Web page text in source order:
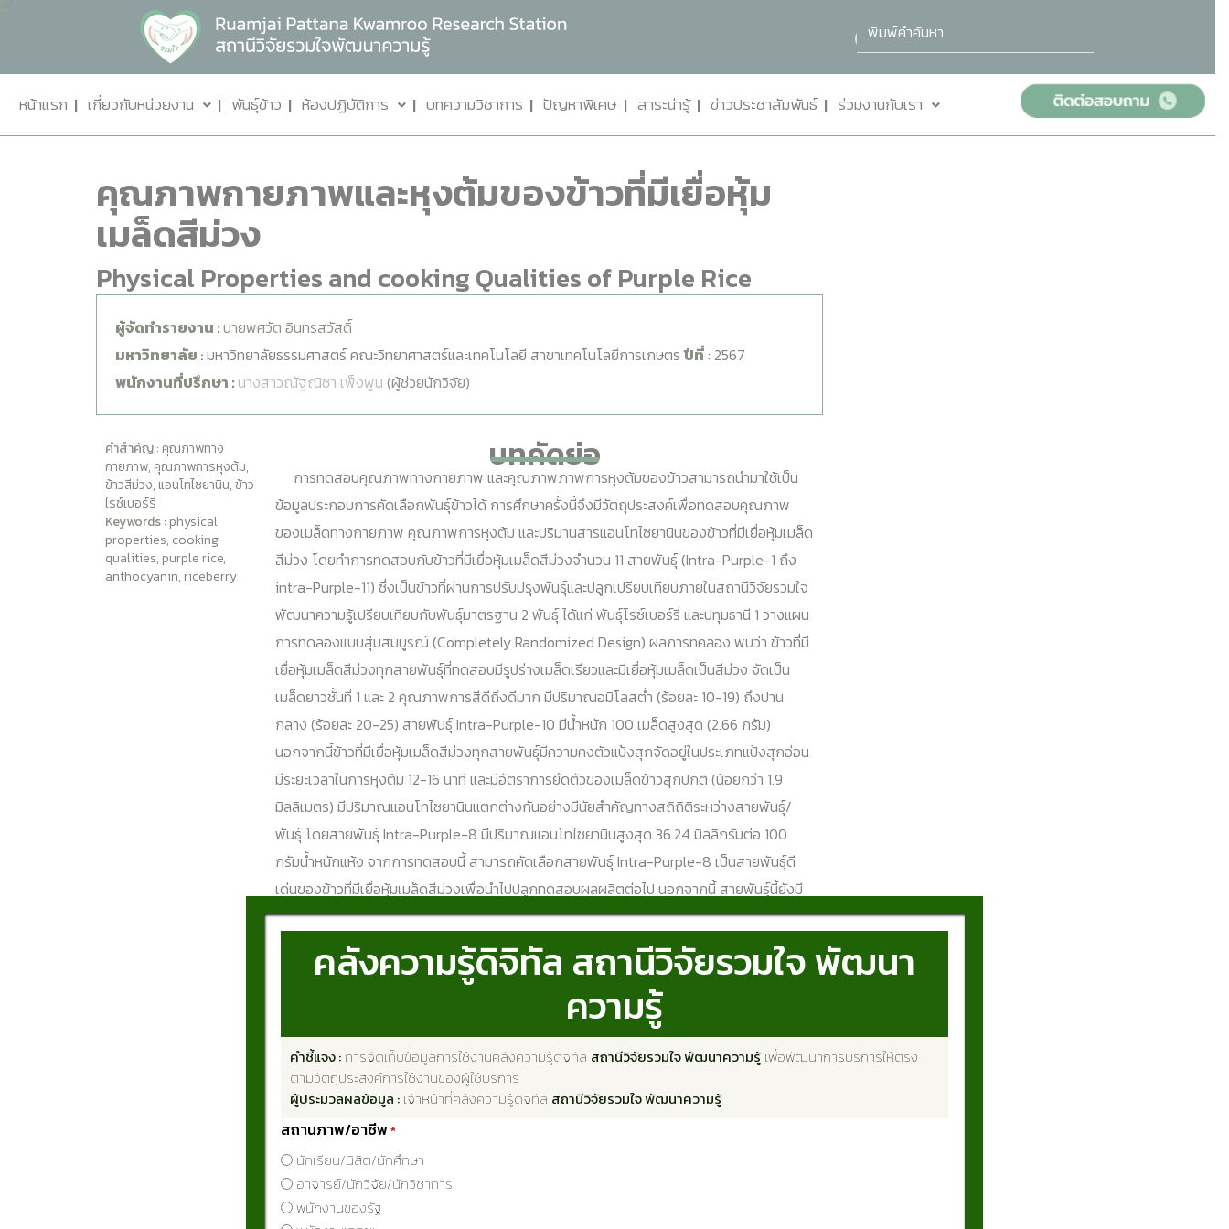
หน้าแรก เกี่ยวกับหน่วยงาน พันธุ์ข้าว ห้องปฏิบัติการ บทความวิชาการ ปัญหาพิเศษ สาระน่ารู้ ข่าวประชาสัมพันธ์ ร่วมงานกับเรา
คุณภาพกายภาพและหุงต้มของข้าวที่มีเยื่อหุ้ม
เมล็ดสีม่วง
Physical Properties and cooking Qualities of Purple Rice
ผู้จัดทำรายงาน :นายพศวัต อินทรสวัสดิ์
มหาวิทยาลัย :มหาวิทยาลัยธรรมศาสตร์ คณะวิทยาศาสตร์และเทคโนโลยี สาขาเทคโนโลยีการเกษตรปีที่: 2567
พนักงานที่ปรึกษา : นางสาวณัฐณิชา เพ็งพูน (ผู้ช่วยนักวิจัย)
คำสำคัญ: คุณภาพทาง
กายภาพ, คุณภาพการหุงต้ม,
ข้าวสีม่วง, แอนโทไซยานิน, ข้าว
ไรซ์เบอร์รี่
Keywords: physical
properties, cooking
qualities, purple rice,
anthocyanin, riceberry
บทคัดย่อ
การทดสอบคุณภาพทางกายภาพ และคุณภาพภาพการหุงต้มของข้าวสามารถนำมาใช้เป็น
ข้อมูลประกอบการคัดเลือกพันธุ์ข้าวได้ การศึกษาครั้งนี้จึงมีวัตถุประสงค์เพื่อทดสอบคุณภาพ
ของเมล็ดทางกายภาพ คุณภาพการหุงต้ม และปริมานสารแอนโทไซยานินของข้าวที่มีเยื่อหุ้มเมล็ด
สีม่วง โดยทำการทดสอบกับข้าวที่มีเยื่อหุ้มเมล็ดสีม่วงจำนวน 11 สายพันธุ์ (Intra-Purple-1 ถึง
intra-Purple-11) ซึ่งเป็นข้าวที่ผ่านการปรับปรุงพันธุ์และปลูกเปรียบเทียบภายในสถานีวิจัยรวมใจ
พัฒนาความรู้เปรียบเทียบกับพันธุ์มาตรฐาน 2 พันธุ์ ได้แก่ พันธุ์โรซ์เบอร์รี่ และปทุมธานี 1 วางแผน
การทดลองแบบสุ่มสมบูรณ์ (Completely Randomized Design) ผลการทคลอง พบว่า ข้าวที่มี
เยื่อหุ้มเมล็ดสีม่วงทุกสายพันธุ์ที่ทดสอบมีรูปร่างเมล็ดเรียวและมีเยื่อหุ้มเมล็ดเป็นสีม่วง จัดเป็น
เมล็ดยาวชั้นที่ 1 และ 2 คุณภาพการสีดีถึงดีมาก มีปริมาณอมิโลสต่ำ (ร้อยละ 10-19) ถึงปาน
กลาง (ร้อยละ 20-25) สายพันธุ์ Intra-Purple-10 มีน้ำหนัก 100 เมล็ดสูงสุด (2.66 กรัม)
นอกจากนี้ข้าวที่มีเยื่อหุ้มเมล็ดสีม่วงทุกสายพันธุ์มีความคงตัวแป้งสุกจัดอยู่ในประเภทแป้งสุกอ่อน
มีระยะเวลาในการหุงต้ม 12-16 นาที และมีอัตราการยึดตัวของเมล็ดข้าวสุกปกติ (น้อยกว่า 1.9
มิลลิเมตร) มีปริมาณแอนโทไซยานินแตกต่างกันอย่างมีนัยสำคัญทางสถิถิติระหว่างสายพันธุ์/
พันธุ์ โดยสายพันธุ์ Intra-Purple-8 มีปริมาณแอนโทไซยานินสูงสุด 36.24 มิลลิกรัมต่อ 100
กรัมน้ำหนักแห้ง จากการทดสอบนี้ สามารถคัดเลือกสายพันธุ์ Intra-Purple-8 เป็นสายพันธุ์ดี
เด่นของข้าวที่มีเยื่อหุ้มเมล็ดสีม่วงเพื่อนำไปปลูกทดสอบผลผลิตต่อไป นอกจากนี้ สายพันธุ์นี้ยังมี
ปริมาณแอนโทไซยานินสูงสุด มีความยาวของเมล็ดข้าวเปลือก คุณภาพการสี และน้ำหนัก 100
เมล็ดที่ดี อีกทั้งมีคุณภาพรุงดังดัมใกล้เคียงกับทันทับทีบพันธุ์ไรซ์เบอร์รี่
Abstract
Physical and cooking quality tests can provide useful information for selecting
rice varieties. This study aimed to evaluate the physical seed quality, cooking
quality and the anthocyanin content of purple rice lines. The physical and cooking
qualities of the 11 purple rice lines (Intra-Purple-1 to Intra-Purple-11), which were
developed and grown at the Knowledge Development Research Station, along with
two check varieties: Riceberry and Pathum Thani 1, were investigated. The
experiment was arranged in Completely Randomized Design. The results showed
that all purple rice lines had slender grains and a purple seed coat. Their grains
were classified as long grain class 1 and class 2, exhibited good to very good milling
คลังความรู้ดิจิทัล สถานีวิจัยรวมใจ พัฒนา
ความรู้
คำชี้แจง :การจัดเก็บข้อมูลการใช้งานคลังความรู้ดิจิทัล สถานีวิจัยรวมใจ พัฒนาความรู้เพื่อพัฒนาการบริการให้ตรง
ตามวัตถุประสงค์การใช้งานของผู้ใช้บริการ
ผู้ประมวลผลข้อมูล :เจ้าหน้าที่คลังความรู้ดิจิทัล สถานีวิจัยรวมใจ พัฒนาความรู้
สถานภาพ/อาชีพ*
นักเรียน/นิสิต/นักศึกษา
อาจารย์/นักวิจัย/นักวิชาการ
พนักงานของรัฐ